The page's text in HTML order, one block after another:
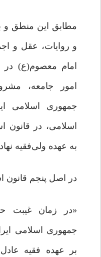
مطابق این منطق و
و روایات، عقل و
امام معصوم(ع)
امور جامعه،
جمهوری اسلامی
اسلامی، در قانون
به عهده ولی‌فقیه
در اصل پنجم
«در زمان غیبت
جمهوری اسلامی
بر عهده فقیه